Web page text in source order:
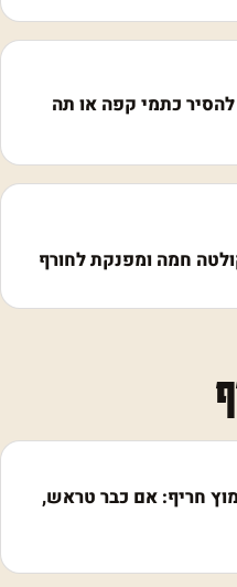
כתמי קפה או תה
חמה ומפנקת לחורף
חריף: אם כבר טראש,